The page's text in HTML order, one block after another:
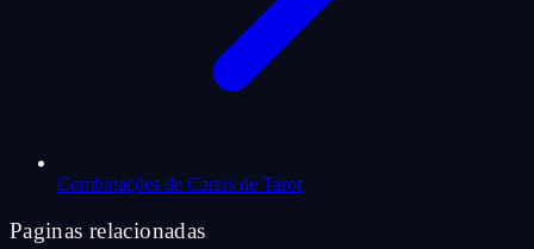
Combinações de Cartas de Tarot
Paginas relacionadas